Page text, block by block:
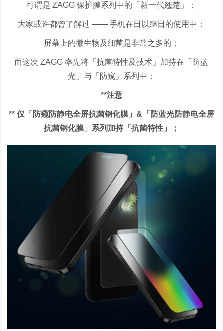
可谓是 ZAGG保护膜系列中的「新一代翘楚」；
大家或许都曾了解过 —— 手机在日以继日的使用中；
屏幕上的微生物及细菌是非常之多的；
而这次 ZAGG率先将「抗菌特性及技术」加持在「防蓝
光」与「防窥」系列中；
**注意
** 仅「防窥防静电全屏抗菌钢化膜」 & 「防蓝光防静电全屏
抗菌钢化膜」系列加持「抗菌特性」；